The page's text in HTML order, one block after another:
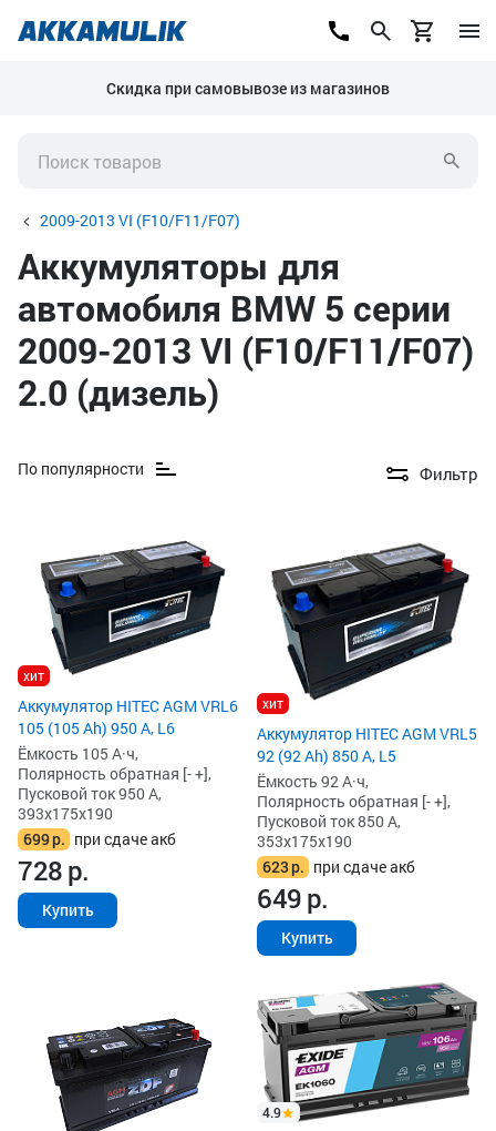
Скидка при самовывозе из магазинов
2009-2013 VI (F10/F11/F07)
Аккумуляторы для
автомобиля BMW 5 серии
2009-2013 VI (F10/F11/F07)
2.0 (дизель)
По популярности Фильтр
хит
Аккумулятор HITEC AGM VRL6
105 (105 Ah) 950 А, L6
Ёмкость 105 А·ч,
Полярность обратная [- +],
Пусковой ток 950 А,
393x175x190
699р. при сдаче акб
728р.
Купить
хит
Аккумулятор HITEC AGM VRL5
92 (92 Ah) 850 А, L5
Ёмкость 92 А·ч,
Полярность обратная [- +],
Пусковой ток 850 А,
353x175x190
623р. при сдаче акб
649р.
Купить
4.9